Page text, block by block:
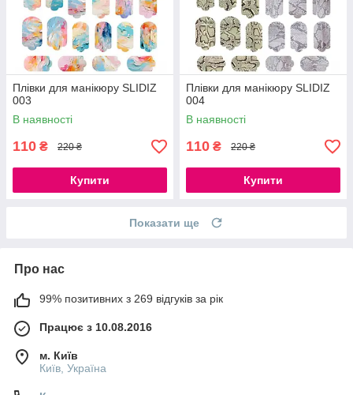
Плівки для манікюру SLIDIZ
003
В наявності
110 ₴ 220 ₴
Купити
Плівки для манікюру SLIDIZ
004
В наявності
110 ₴ 220 ₴
Купити
Показати ще
Про нас
99% позитивних з 269 відгуків за рік
Працює з 10.08.2016
м. Київ
Київ, Україна